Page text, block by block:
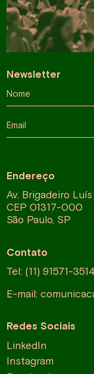
Endereço
Av. Brigadeiro
CEP 01317-000
São Paulo, SP
Contato
Tel: (11) 91571-3514
E-mail:
Newsletter
Nome
Email
Redes Sociais
LinkedIn
Instagram